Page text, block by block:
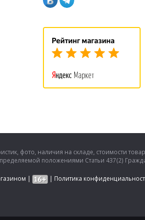
фото, наличия на складе, стоимости
положениями Статьи 437(2)
| | Политика